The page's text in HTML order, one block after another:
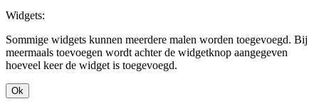
Widgets:
Sommige widgets kunnen meerdere malen worden toegevoegd. Bij
meermaals toevoegen wordt achter de widgetknop aangegeven
hoeveel keer de widget is toegevoegd.
Ok